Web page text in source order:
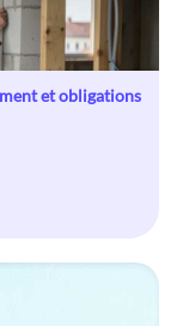
et obligations